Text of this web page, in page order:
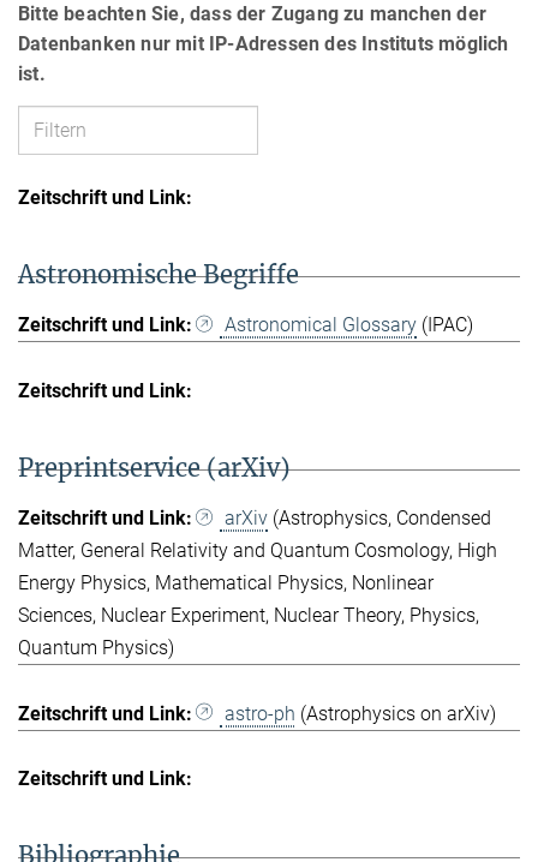
Bitte beachten Sie, dass der Zugang zu manchen der
Datenbanken nur mit IP-Adressen des Instituts möglich
ist.
Astronomische Begriffe
Astronomical Glossary (IPAC)
Preprintservice (arXiv)
arXiv (Astrophysics, Condensed
Matter, General Relativity and Quantum Cosmology, High
Energy Physics, Mathematical Physics, Nonlinear
Sciences, Nuclear Experiment, Nuclear Theory, Physics,
Quantum Physics)
astro-ph (Astrophysics on arXiv)
Bibliographie